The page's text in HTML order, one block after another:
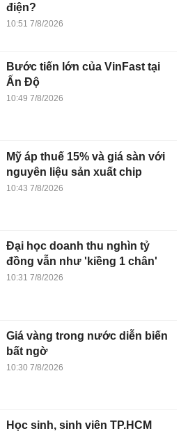
điện?
10:51 7/8/2026
Bước tiến lớn của VinFast tại
Ấn Độ
10:49 7/8/2026
Mỹ áp thuế 15% và giá sàn với
nguyên liệu sản xuất chip
10:43 7/8/2026
Đại học doanh thu nghìn tỷ
đồng vẫn như 'kiềng 1 chân'
10:31 7/8/2026
Giá vàng trong nước diễn biến
bất ngờ
10:30 7/8/2026
Học sinh, sinh viên TP.HCM